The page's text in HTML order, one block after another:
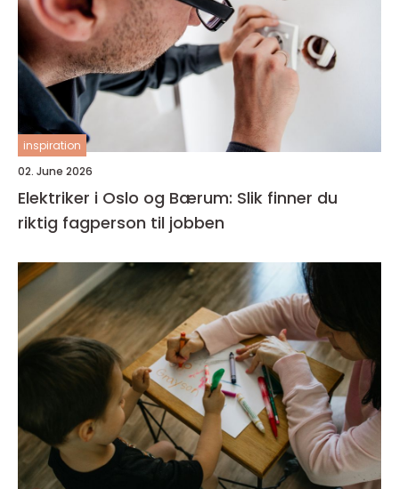
inspiration
02. June 2026
Elektriker i Oslo og Bærum: Slik finner du
riktig fagperson til jobben